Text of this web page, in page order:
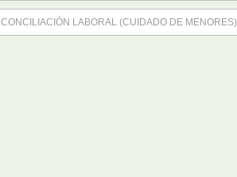
CONCILIACIÓN LABORAL (CUIDADO DE MENORES)